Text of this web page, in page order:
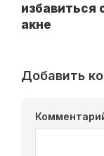
избавиться
акне
Добавить